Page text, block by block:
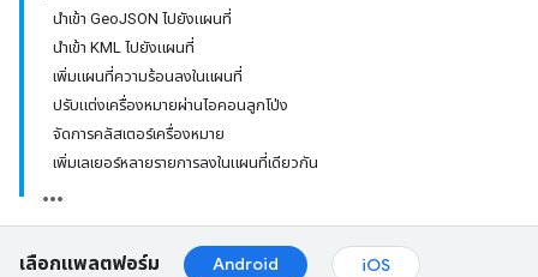
นําเข้า GeoJSON ไปยังแผนที่
นําเข้า KML ไปยังแผนที่
เพิ่มแผนที่ความร้อนลงในแผนที่
ปรับแต่งเครื่องหมายผ่านไอคอนลูกโป่ง
จัดการคลัสเตอร์เครื่องหมาย
เพิ่มเลเยอร์หลายรายการลงในแผนที่เดียวกัน
เลือกแพลตฟอร์ม Android iOS